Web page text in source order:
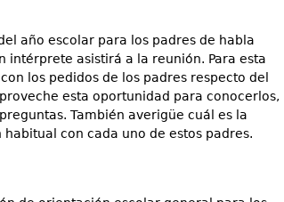
año escolar para los padres de habla
intérprete asistirá a la reunión. Para esta
los pedidos de los padres respecto del
esta oportunidad para conocerlos,
También averigüe cuál es la
con cada uno de estos padres.